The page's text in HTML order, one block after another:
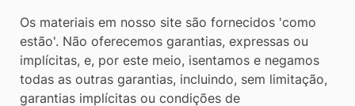
Os materiais em nosso site são fornecidos 'como
estão'. Não oferecemos garantias, expressas ou
implícitas, e, por este meio, isentamos e negamos
todas as outras garantias, incluindo, sem limitação,
garantias implícitas ou condições de